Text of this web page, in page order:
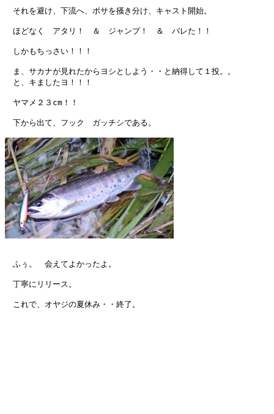
それを避け、下流へ、ボサを掻き分け、キャスト開始。
ほどなく　アタリ！　＆　ジャンプ！　＆　バレた！！
しかもちっさい！！！
ま、サカナが見れたからヨシとしよう・・と納得して１投。。
と、キましたヨ！！！
ヤマメ２３cm！！
下から出て、フック　ガッチシである。
ふぅ。　会えてよかったよ。
丁寧にリリース。
これで、オヤジの夏休み・・終了。